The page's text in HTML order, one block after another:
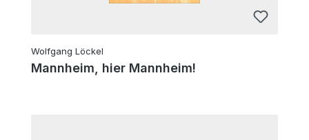
Wolfgang Löckel
Mannheim, hier Mannheim!